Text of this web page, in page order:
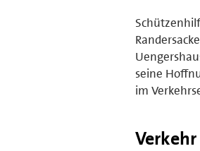
seine
im